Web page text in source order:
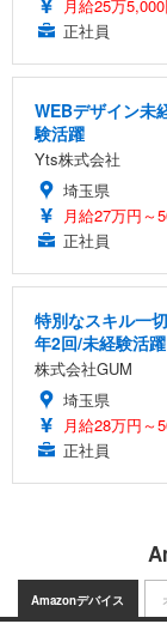
月給25万
正社員
WEBデザイン未
験活躍
Yts株式会社
埼玉県
月給27万円～
正社員
特別なスキル一
年2回/未経験活躍
株式会社GUM
埼玉県
月給28万円～
正社員
Amazonデバイス